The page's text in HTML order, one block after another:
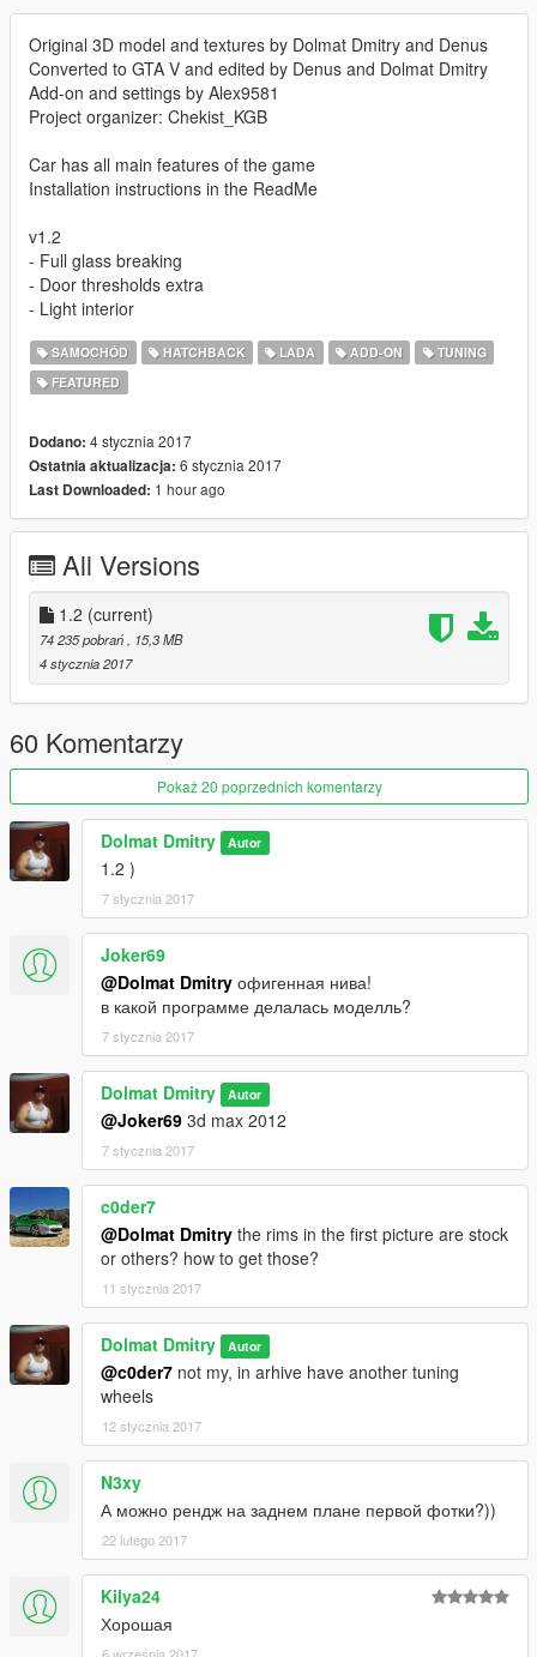
Original 3D model and textures by Dolmat Dmitry and Denus
Converted to GTA V and edited by Denus and Dolmat Dmitry
Add-on and settings by Alex9581
Project organizer: Chekist_KGB
Car has all main features of the game
Installation instructions in the ReadMe
v1.2
- Full glass breaking
- Door thresholds extra
- Light interior
SAMOCHÓD HATCHBACK LADA ADD-ON
TUNING
FEATURED
Dodano: 4 stycznia 2017
Ostatnia aktualizacja: 6 stycznia 2017
Last Downloaded: 1 hour ago
All Versions
1.2 (current)
74 235 pobrań
, 15,3 MB
4 stycznia 2017
60 Komentarzy
Pokaż 20 poprzednich komentarzy
Dolmat Dmitry Autor
1.2 )
7 stycznia 2017
Joker69
@Dolmat Dmitry офигенная нива!
в какой программе делалась моделль?
7 stycznia 2017
Dolmat Dmitry Autor
@Joker69 3d max 2012
7 stycznia 2017
c0der7
@Dolmat Dmitry the rims in the first picture are stock
or others? how to get those?
11 stycznia 2017
Dolmat Dmitry Autor
@c0der7 not my, in arhive have another tuning
wheels
12 stycznia 2017
N3xy
А можно рендж на заднем плане первой фотки?))
22 lutego 2017
Kilya24
Хорошая
6 września 2017